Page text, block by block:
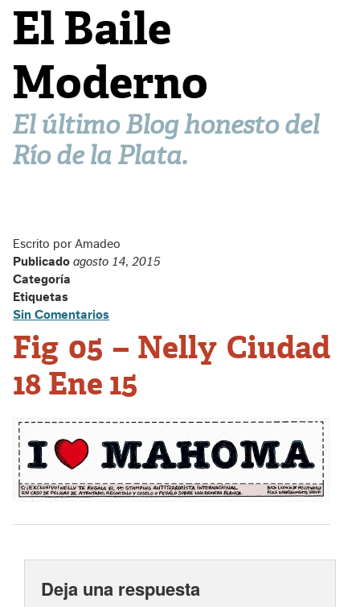
El Baile
Moderno
El último Blog honesto del
Río de la Plata.
Escrito por Amadeo
Publicado agosto 14, 2015
Categoría
Etiquetas
Sin Comentarios
Fig 05 – Nelly Ciudad
18 Ene 15
Deja una respuesta